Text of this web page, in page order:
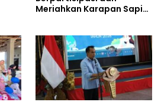
Meriahkan Karapan Sapi